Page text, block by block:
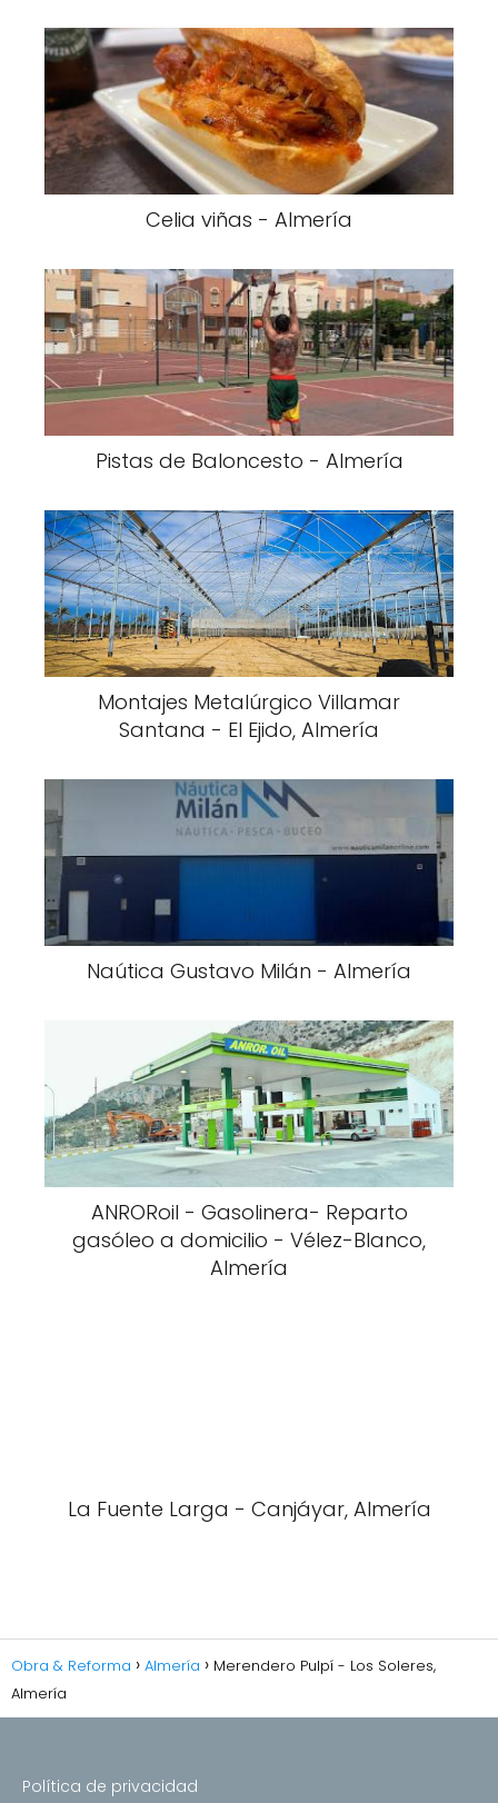
Celia viñas - Almería
Pistas de Baloncesto - Almería
Montajes Metalúrgico Villamar
Santana - El Ejido, Almería
Naútica Gustavo Milán - Almería
ANRORoil - Gasolinera- Reparto
gasóleo a domicilio - Vélez-Blanco,
Almería
La Fuente Larga - Canjáyar, Almería
Obra & Reforma Almería
Merendero Pulpí - Los Soleres,
Almería
Política de privacidad